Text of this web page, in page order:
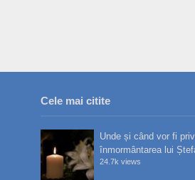
Cele mai citite
Unde și când vor fi
înmormântarea lui
24.7k views